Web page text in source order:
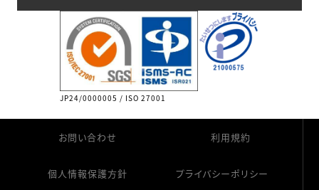
JP24/0000005 / ISO 27001
お問い合わせ 利用規約
個人情報保護方針 プライバシーポリシー